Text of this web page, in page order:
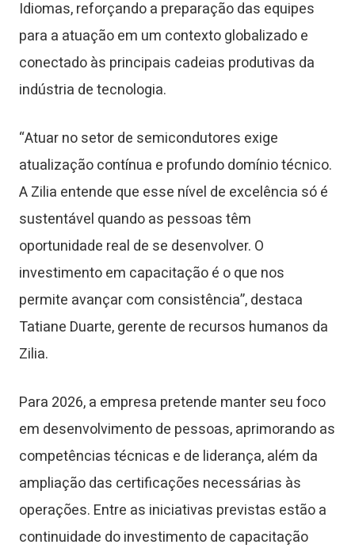
Idiomas, reforçando a preparação das equipes
para a atuação em um contexto globalizado e
conectado às principais cadeias produtivas da
indústria de tecnologia.
“Atuar no setor de semicondutores exige
atualização contínua e profundo domínio técnico.
A Zilia entende que esse nível de excelência só é
sustentável quando as pessoas têm
oportunidade real de se desenvolver. O
investimento em capacitação é o que nos
permite avançar com consistência”, destaca
Tatiane Duarte, gerente de recursos humanos da
Zilia.
Para 2026, a empresa pretende manter seu foco
em desenvolvimento de pessoas, aprimorando as
competências técnicas e de liderança, além da
ampliação das certificações necessárias às
operações. Entre as iniciativas previstas estão a
continuidade do investimento de capacitação